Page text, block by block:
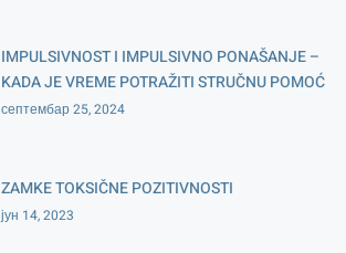
IMPULSIVNOST I IMPULSIVNO PONAŠANJE –
KADA JE VREME POTRAŽITI STRUČNU POMOĆ
септембар 25, 2024
ZAMKE TOKSIČNE POZITIVNOSTI
јун 14, 2023